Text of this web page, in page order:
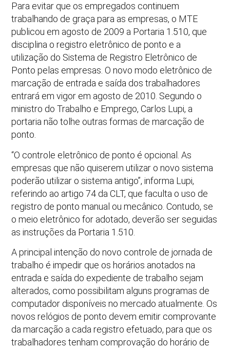
Para evitar que os empregados continuem
trabalhando de graça para as empresas, o MTE
publicou em agosto de 2009 a Portaria 1.510, que
disciplina o registro eletrônico de ponto e a
utilização do Sistema de Registro Eletrônico de
Ponto pelas empresas. O novo modo eletrônico de
marcação de entrada e saída dos trabalhadores
entrará em vigor em agosto de 2010. Segundo o
ministro do Trabalho e Emprego, Carlos Lupi, a
portaria não tolhe outras formas de marcação de
ponto.
“O controle eletrônico de ponto é opcional. As
empresas que não quiserem utilizar o novo sistema
poderão utilizar o sistema antigo”, informa Lupi,
referindo ao artigo 74 da CLT, que faculta o uso de
registro de ponto manual ou mecânico. Contudo, se
o meio eletrônico for adotado, deverão ser seguidas
as instruções da Portaria 1.510.
A principal intenção do novo controle de jornada de
trabalho é impedir que os horários anotados na
entrada e saída do expediente de trabalho sejam
alterados, como possibilitam alguns programas de
computador disponíveis no mercado atualmente. Os
novos relógios de ponto devem emitir comprovante
da marcação a cada registro efetuado, para que os
trabalhadores tenham comprovação do horário de